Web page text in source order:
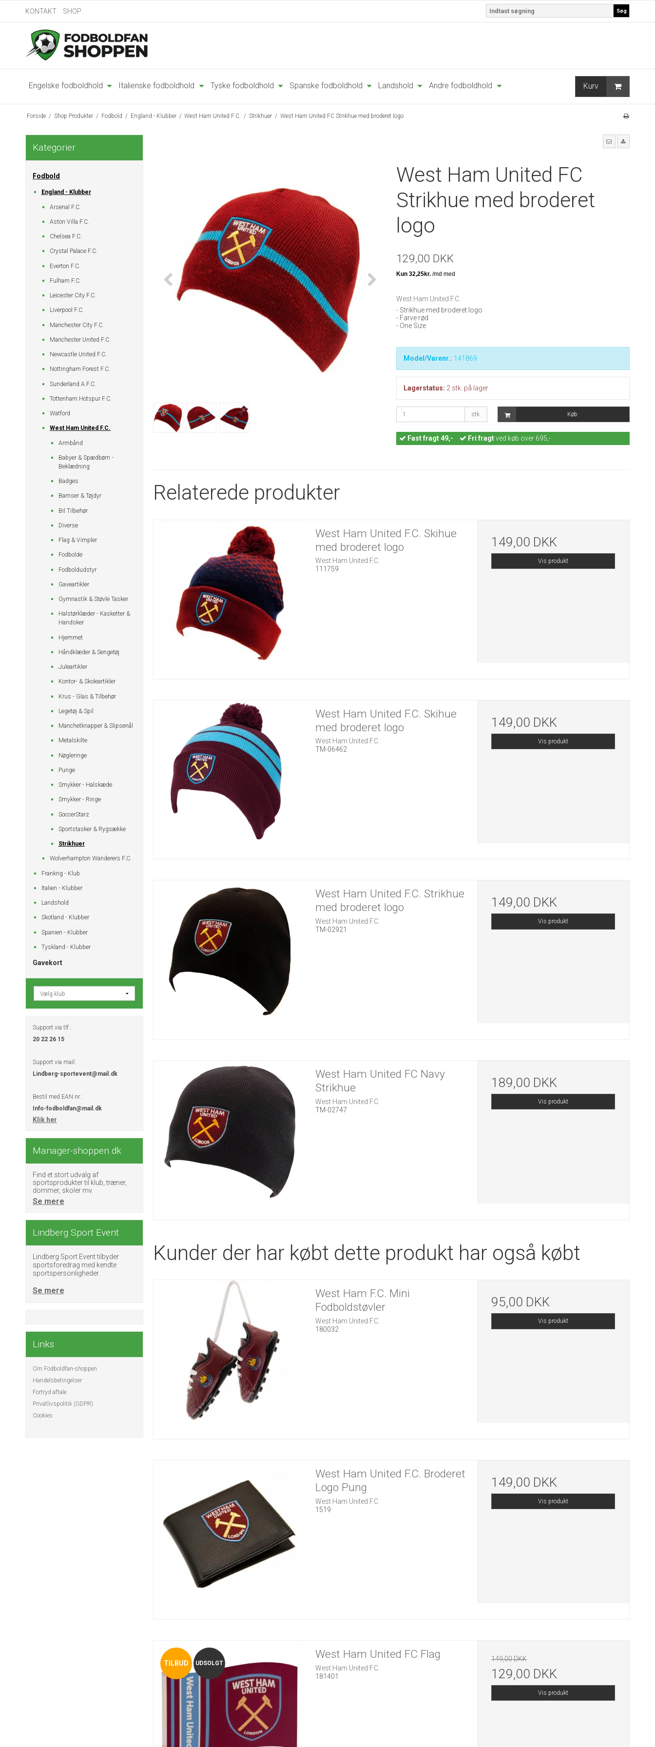
KONTAKT SHOP Søg
Engelske fodboldhold Italienske fodboldhold Tyske fodboldhold Spanske fodboldhold Landshold Andre fodboldhold Kurv
Forside / Shop Produkter / Fodbold / England - Klubber / West Ham United F.C. / Strikhuer / West Ham United FC Strikhue med broderet logo
Kategorier
Fodbold
England - Klubber
Arsenal F.C.
Aston Villa F.C.
Chelsea F.C.
Crystal Palace F.C.
Everton F.C.
Fulham F.C.
Leicester City F.C.
Liverpool F.C.
Manchester City F.C.
Manchester United F.C.
Newcastle United F.C.
Nottingham Forest F.C.
Sunderland A.F.C.
Tottenham Hotspur F.C.
Watford
West Ham United F.C.
Armbånd
Babyer & Spædbørn -
Beklædning
Badges
Bamser & Tøjdyr
Bil Tilbehør
Diverse
Flag & Vimpler
Fodbolde
Fodboldudstyr
Gaveartikler
Gymnastik & Støvle Tasker
Halstørklæder - Kasketter &
Handsker
Hjemmet
Håndklæder & Sengetøj
Juleartikler
Kontor- & Skoleartikler
Krus - Glas & Tilbehør
Legetøj & Spil
Manchetknapper & Slipsenål
Metalskilte
Nøgleringe
Punge
Smykker - Halskæde
Smykker - Ringe
SoccerStarz
Sportstasker & Rygsække
Strikhuer
Wolverhampton Wanderers F.C.
Frankrig - Klub
Italien - Klubber
Landshold
Skotland - Klubber
Spanien - Klubber
Tyskland - Klubber
Gavekort
Support via tlf.:
20 22 26 15
Support via mail:
Lindberg-sportevent@mail.dk
Bestil med EAN nr.:
Info-fodboldfan@mail.dk
Klik her
Manager-shoppen.dk
Find et stort udvalg af
sportsprodukter til klub, træner,
dommer, skoler mv.
Se mere
Lindberg Sport Event
Lindberg Sport Event tilbyder
sportsforedrag med kendte
sportspersonligheder.
Se mere
Links
Om Fodboldfan-shoppen
Handelsbetingelser
Fortryd aftale
Privatlivspolitik (GDPR)
Cookies
West Ham United FC
Strikhue med broderet
logo
129,00 DKK
West Ham United F.C.
- Strikhue med broderet logo
- Farve rød
- One Size
Model/Varenr.: 141869
Lagerstatus: 2 stk. på lager
stk. Køb
Fastfragt 49,- Fri fragtved køb over 695,-
Relaterede produkter
West Ham United F.C. Skihue
med broderet logo
West Ham United F.C.
111759
149,00 DKK
Vis produkt
West Ham United F.C. Skihue
med broderet logo
West Ham United F.C.
TM-06462
149,00 DKK
Vis produkt
West Ham United F.C. Strikhue
med broderet logo
West Ham United F.C.
TM-02921
149,00 DKK
Vis produkt
West Ham United FC Navy
Strikhue
West Ham United F.C.
TM-02747
189,00 DKK
Vis produkt
Kunder der har købt dette produkt har også købt
West Ham F.C. Mini
Fodboldstøvler
West Ham United F.C.
180032
95,00 DKK
Vis produkt
West Ham United F.C. Broderet
Logo Pung
West Ham United F.C.
1519
149,00 DKK
Vis produkt
TILBUD UDSOLGT
West Ham United FC Flag
West Ham United F.C.
181401
149,00 DKK
129,00 DKK
Vis produkt